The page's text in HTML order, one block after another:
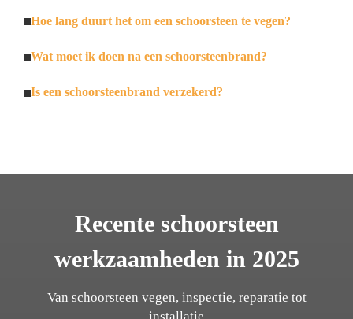
Hoe lang duurt het om een schoorsteen te vegen?
Wat moet ik doen na een schoorsteenbrand?
Is een schoorsteenbrand verzekerd?
Recente schoorsteen
werkzaamheden in 2025
Van schoorsteen vegen, inspectie, reparatie tot